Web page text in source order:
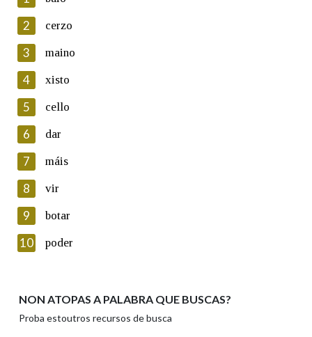
En cumprimento da normativa vixente en materia de
Protección de Datos de Carácter Persoal, a Real Academia
Galega informa a aqueles usuarios que faciliten o seu correo
electrónico, así como calquera outra información de carácter
persoal, que estes datos serán obxecto de tratamento
automatizado de carácter confidencial e incorporados aos seus
ficheiros informáticos. Así mesmo, os usuarios poderán exercer o
seu dereito de acceso, rectificación, oposición e cancelación dos
seus datos poñéndose en contacto connosco.
Lin e acepto as condicións da política de
Introduce o código que aparece na imaxe:
Texto de verificación
2 cerzo
3 maino
4 xisto
5 cello
6 dar
7 máis
8 vir
9 botar
10 poder
NON ATOPAS A PALABRA QUE BUSCAS?
Proba estoutros recursos de busca